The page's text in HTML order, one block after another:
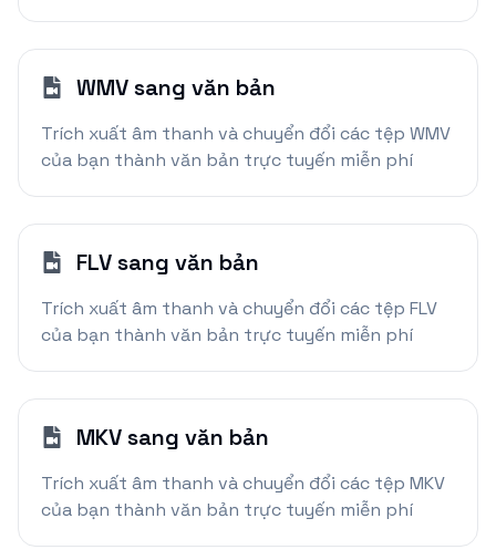
WMV sang văn bản
Trích xuất âm thanh và chuyển đổi các tệp WMV
của bạn thành văn bản trực tuyến miễn phí
FLV sang văn bản
Trích xuất âm thanh và chuyển đổi các tệp FLV
của bạn thành văn bản trực tuyến miễn phí
MKV sang văn bản
Trích xuất âm thanh và chuyển đổi các tệp MKV
của bạn thành văn bản trực tuyến miễn phí